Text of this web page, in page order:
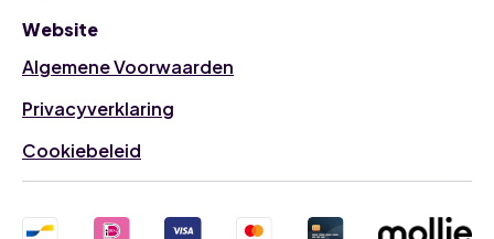
Website
Algemene Voorwaarden
Privacyverklaring
Cookiebeleid